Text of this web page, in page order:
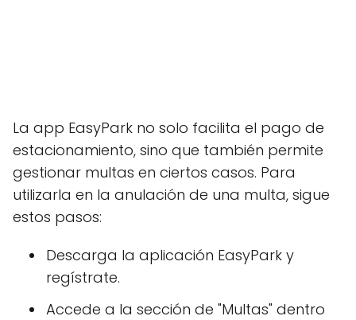
La app EasyPark no solo facilita el pago de
estacionamiento, sino que también permite
gestionar multas en ciertos casos. Para
utilizarla en la anulación de una multa, sigue
estos pasos:
Descarga la aplicación EasyPark y
regístrate.
Accede a la sección de "Multas" dentro